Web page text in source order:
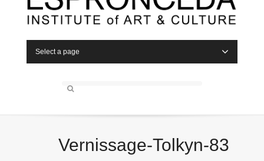
Select a page
Vernissage-Tolkyn-83